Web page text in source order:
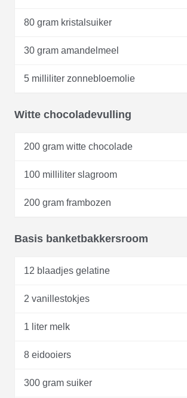
80 gram kristalsuiker
30 gram amandelmeel
5 milliliter zonnebloemolie
Witte chocoladevulling
200 gram witte chocolade
100 milliliter slagroom
200 gram frambozen
Basis banketbakkersroom
12 blaadjes gelatine
2 vanillestokjes
1 liter melk
8 eidooiers
300 gram suiker